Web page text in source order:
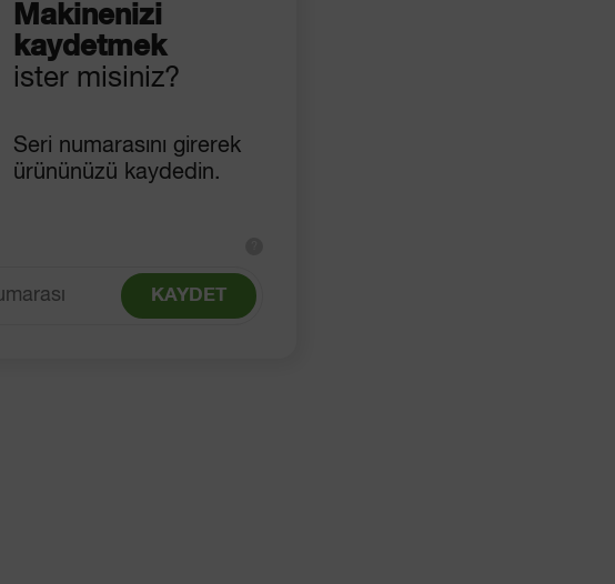
Makinenizi
kaydetmek
ister misiniz?
Seri numarasını girerek
ürününüzü kaydedin.
KAYDET